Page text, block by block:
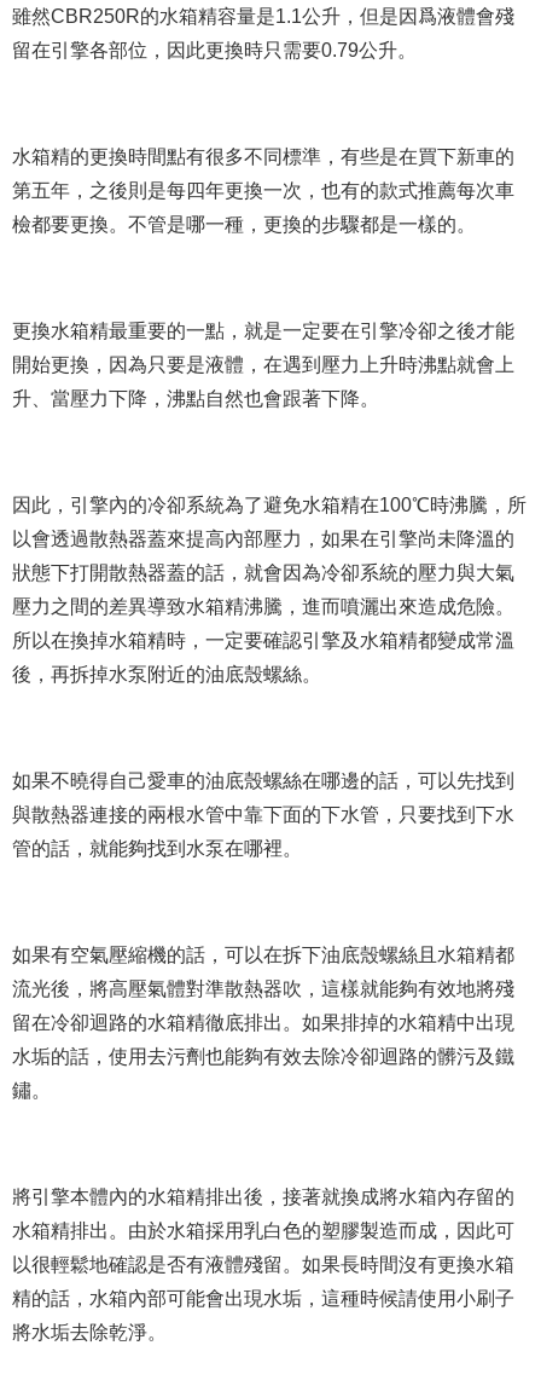
雖然CBR250R的水箱精容量是1.1公升，但是因爲液體會殘
留在引擎各部位，因此更換時只需要0.79公升。
水箱精的更換時間點有很多不同標準，有些是在買下新車的
第五年，之後則是每四年更換一次，也有的款式推薦每次車
檢都要更換。不管是哪一種，更換的步驟都是一樣的。
更換水箱精最重要的一點，就是一定要在引擎冷卻之後才能
開始更換，因為只要是液體，在遇到壓力上升時沸點就會上
升、當壓力下降，沸點自然也會跟著下降。
因此，引擎內的冷卻系統為了避免水箱精在100℃時沸騰，所
以會透過散熱器蓋來提高內部壓力，如果在引擎尚未降溫的
狀態下打開散熱器蓋的話，就會因為冷卻系統的壓力與大氣
壓力之間的差異導致水箱精沸騰，進而噴灑出來造成危險。
所以在換掉水箱精時，一定要確認引擎及水箱精都變成常溫
後，再拆掉水泵附近的油底殼螺絲。
如果不曉得自己愛車的油底殼螺絲在哪邊的話，可以先找到
與散熱器連接的兩根水管中靠下面的下水管，只要找到下水
管的話，就能夠找到水泵在哪裡。
如果有空氣壓縮機的話，可以在拆下油底殼螺絲且水箱精都
流光後，將高壓氣體對準散熱器吹，這樣就能夠有效地將殘
留在冷卻迴路的水箱精徹底排出。如果排掉的水箱精中出現
水垢的話，使用去污劑也能夠有效去除冷卻迴路的髒污及鐵
鏽。
將引擎本體內的水箱精排出後，接著就換成將水箱內存留的
水箱精排出。由於水箱採用乳白色的塑膠製造而成，因此可
以很輕鬆地確認是否有液體殘留。如果長時間沒有更換水箱
精的話，水箱內部可能會出現水垢，這種時候請使用小刷子
將水垢去除乾淨。